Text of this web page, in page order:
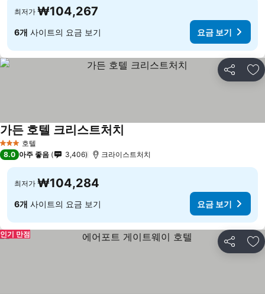
최저가 ₩104,267
6개 사이트의 요금 보기 요금 보기
공유 즐
3 성급 호텔
가든 호텔 크리스트처치
8.0 아주 좋음 3,406 크라이스트처치
최저가 ₩104,284
6개 사이트의 요금 보기 요금 보기
공유 즐
인기 만점